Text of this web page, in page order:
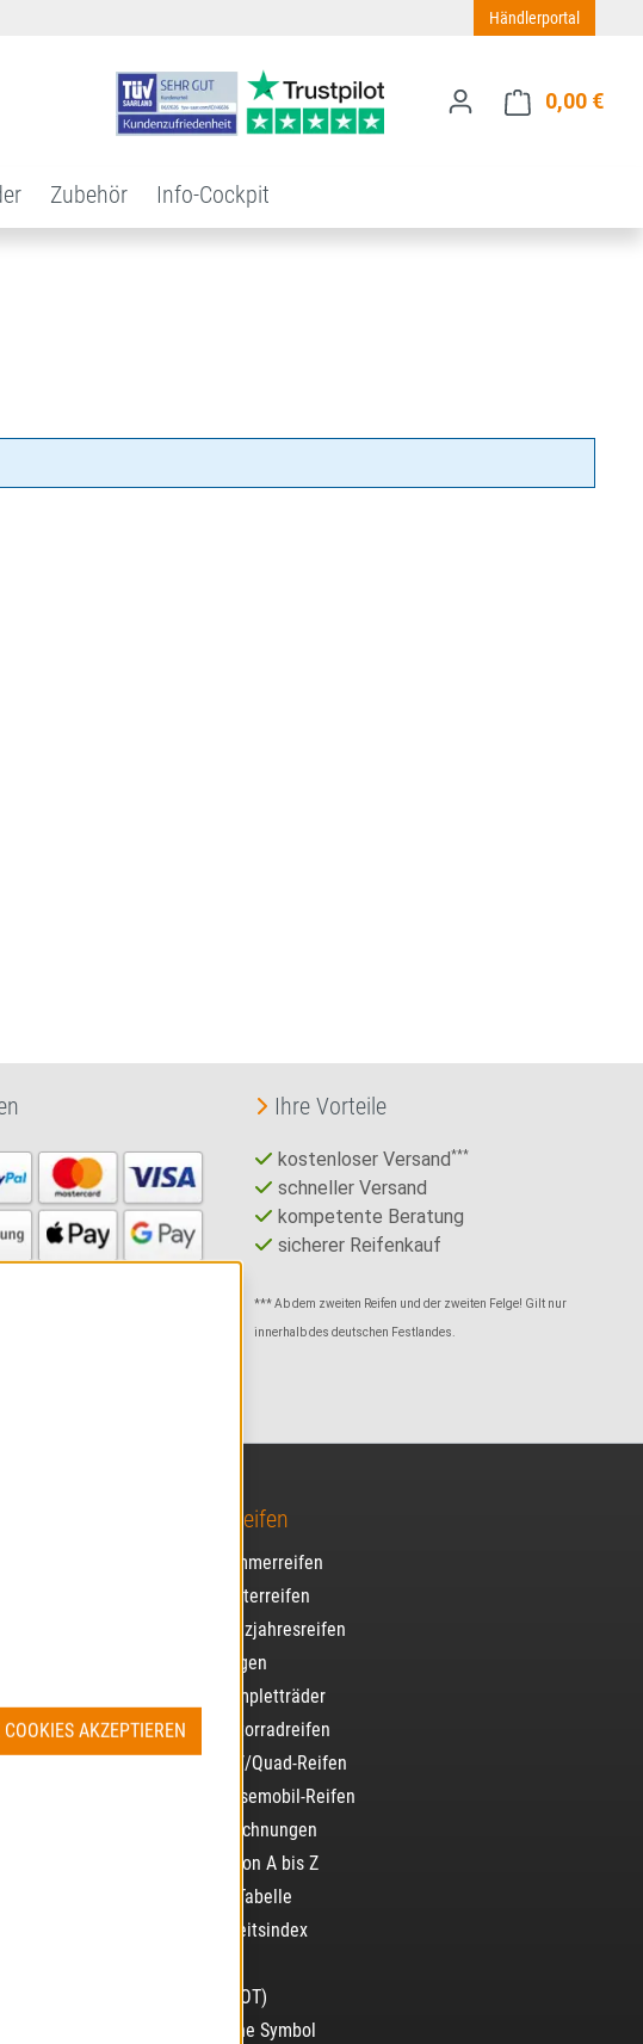
Händlerportal
0,00 €
Zubehör Info-Cockpit
Ihre Vorteile
kostenloser Versand***
schneller Versand
kompetente Beratung
sicherer Reifenkauf
*** Ab dem zweiten Reifen und der zweiten Felge! Gilt nur
innerhalb des deutschen Festlandes.
Alles über Reifen
Alles über Sommerreifen
Alles über Winterreifen
Alles über Ganzjahresreifen
Alles über Felgen
Alles über Kompletträder
Alles über Motorradreifen
Alles über ATV/Quad-Reifen
Alles über Reisemobil-Reifen
Reifenkennzeichnungen
Reifenkürzel von A bis Z
Drehmoment-Tabelle
Geschwindigkeitsindex
Reifenalter (DOT)
3PMSF – Alpine Symbol
AKZEPTIEREN